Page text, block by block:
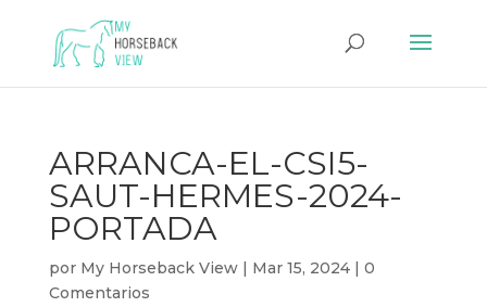
ARRANCA-EL-CSI5-
SAUT-HERMES-2024-
PORTADA
por My Horseback View| Mar 15, 2024| 0
Comentarios